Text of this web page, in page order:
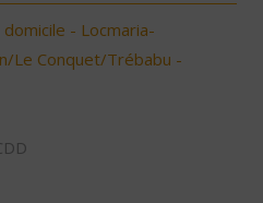
- Locmaria-
Le Conquet/Trébabu -